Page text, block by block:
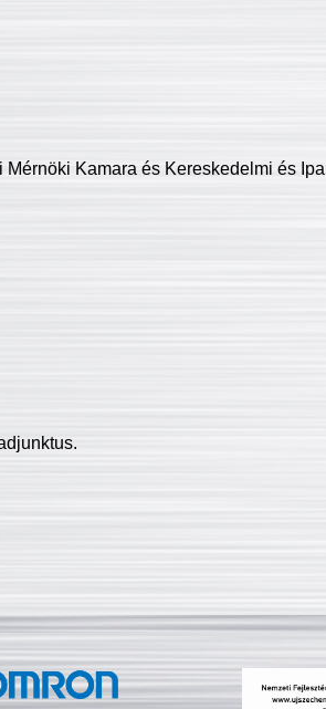
Kamara és Kereskedelmi és